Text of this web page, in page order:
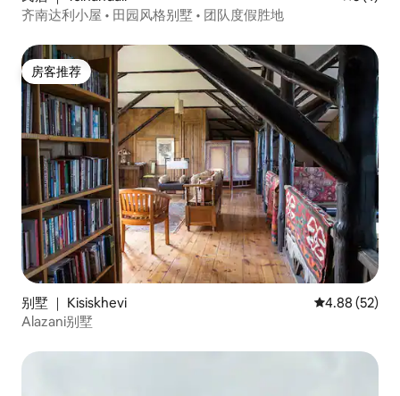
齐南达利小屋 • 田园风格别墅 • 团队度假胜地
房客推荐
房客推荐
别墅 ｜ Kisiskhevi 平均评分
4.88 (52)
Alazani别墅